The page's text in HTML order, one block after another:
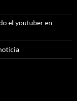
el youtuber en